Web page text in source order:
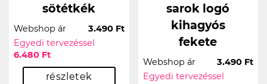
sötétkék
Webshop ár
3.490 Ft
Egyedi tervezéssel
6.480 Ft
részletek
sarok logó
kihagyós
fekete
Webshop ár
3.490 Ft
Egyedi tervezéssel